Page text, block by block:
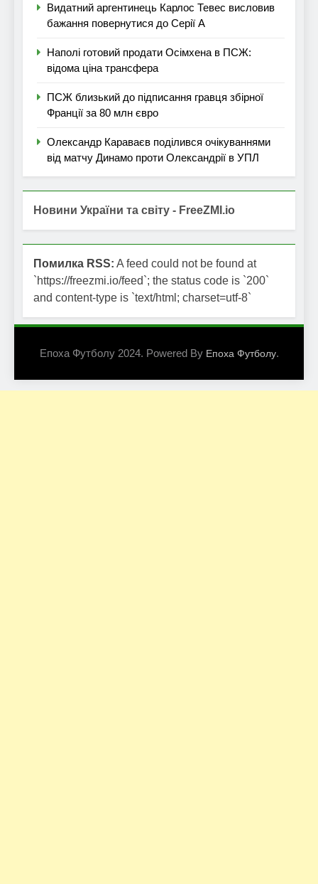
Видатний аргентинець Карлос Тевес висловив
бажання повернутися до Серії А
Наполі готовий продати Осімхена в ПСЖ:
відома ціна трансфера
ПСЖ близький до підписання гравця збірної
Франції за 80 млн євро
Олександр Караваєв поділився очікуваннями
від матчу Динамо проти Олександрії в УПЛ
Новини України та світу - FreeZMI.io
Помилка RSS: A feed could not be found at
`https://freezmi.io/feed`; the status code is `200`
and content-type is `text/html; charset=utf-8`
Епоха Футболу 2024. Powered By Епоха Футболу.